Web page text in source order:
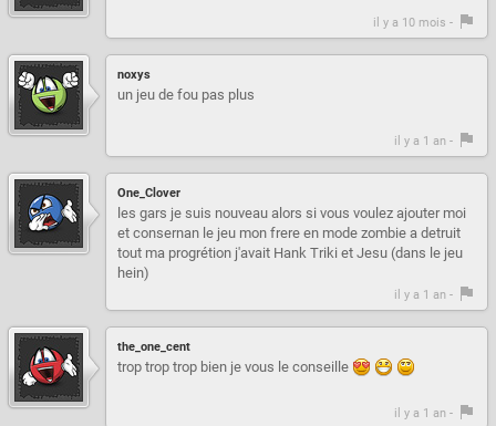
il y a 10 mois -
noxys
un jeu de fou pas plus
il y a 1 an -
One_Clover
les gars je suis nouveau alors si vous voulez ajouter moi
et consernan le jeu mon frere en mode zombie a detruit
tout ma progrétion j'avait Hank Triki et Jesu (dans le jeu
hein)
il y a 1 an -
the_one_cent
trop trop trop bien je vous le conseille
il y a 1 an -